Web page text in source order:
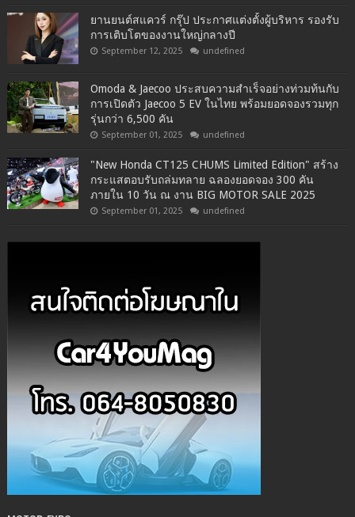
ยานยนต์สแควร์ กรุ๊ป ประกาศแต่งตั้งผู้บริหาร รองรับ
การเติบโตของงานใหญ่กลางปี
September 12, 2025 undefined
Omoda & Jaecoo ประสบความสำเร็จอย่างท่วมท้นกับ
การเปิดตัว Jaecoo 5 EV ในไทย พร้อมยอดจองรวมทุก
รุ่นกว่า 6,500 คัน
September 01, 2025 undefined
"New Honda CT125 CHUMS Limited Edition" สร้าง
กระแสตอบรับถล่มทลาย ฉลองยอดจอง 300 คัน
ภายใน 10 วัน ณ งาน BIG MOTOR SALE 2025
September 01, 2025 undefined